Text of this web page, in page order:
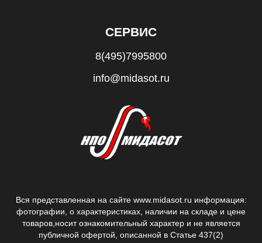
СЕРВИС
8(495)7995800
info@midasot.ru
Вся представленная на сайте www.midasot.ru информация:
фотографии, о характеристиках, наличии на складе и цене
товаров, носит ознакомительный характер и не является
публичной офертой, описанной в Статье 437(2)